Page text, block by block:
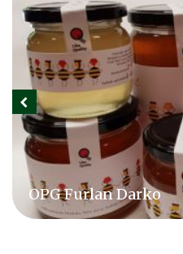
OPG Bronzi Bee